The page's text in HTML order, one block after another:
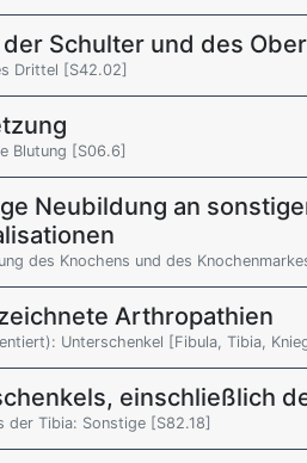
Schulter und des
Drittel [S42.02]
Blutung [S06.6]
Neubildung an
des Knochens und des
Arthropathien
Unterschenkel [Fibula, Tibia,
einschließlich
der Tibia: Sonstige [S82.18]